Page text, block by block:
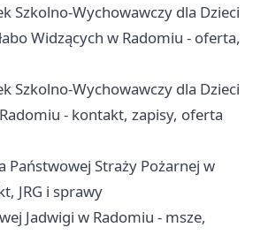
Szkolno-Wychowawczy dla Dzieci
Widzących w Radomiu - oferta,
Szkolno-Wychowawczy dla Dzieci
- kontakt, zapisy, oferta
Państwowej Straży Pożarnej w
JRG i sprawy
Jadwigi w Radomiu - msze,